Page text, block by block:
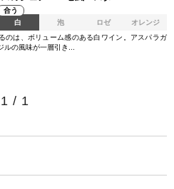
合う
白
泡 ロゼ
オレンジ
のは、ボリューム感のある白ワイン。アスパラガ
ルの風味が一層引き...
1 / 1